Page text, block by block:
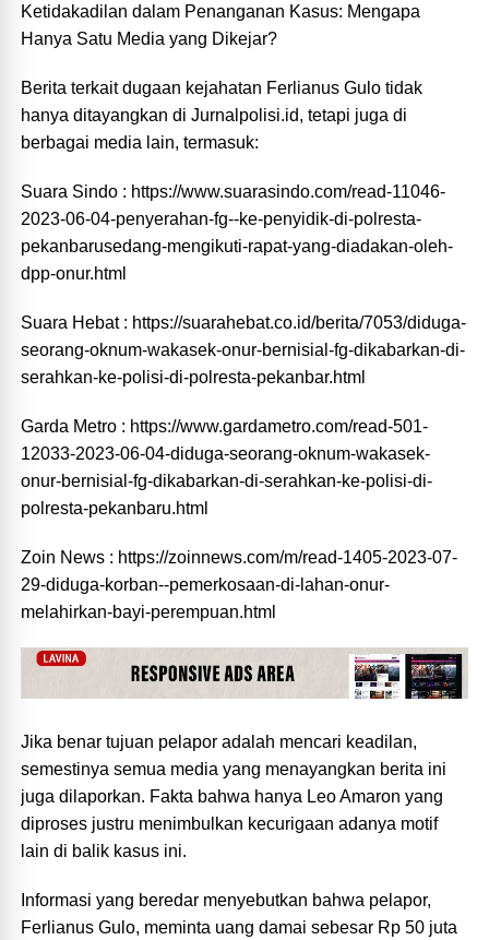
Ketidakadilan dalam Penanganan Kasus: Mengapa
Hanya Satu Media yang Dikejar?
Berita terkait dugaan kejahatan Ferlianus Gulo tidak
hanya ditayangkan di Jurnalpolisi.id, tetapi juga di
berbagai media lain, termasuk:
Suara Sindo : https://www.suarasindo.com/read-11046-
2023-06-04-penyerahan-fg--ke-penyidik-di-polresta-
pekanbarusedang-mengikuti-rapat-yang-diadakan-oleh-
dpp-onur.html
Suara Hebat : https://suarahebat.co.id/berita/7053/diduga-
seorang-oknum-wakasek-onur-bernisial-fg-dikabarkan-di-
serahkan-ke-polisi-di-polresta-pekanbar.html
Garda Metro : https://www.gardametro.com/read-501-
12033-2023-06-04-diduga-seorang-oknum-wakasek-
onur-bernisial-fg-dikabarkan-di-serahkan-ke-polisi-di-
polresta-pekanbaru.html
Zoin News : https://zoinnews.com/m/read-1405-2023-07-
29-diduga-korban--pemerkosaan-di-lahan-onur-
melahirkan-bayi-perempuan.html
Jika benar tujuan pelapor adalah mencari keadilan,
semestinya semua media yang menayangkan berita ini
juga dilaporkan. Fakta bahwa hanya Leo Amaron yang
diproses justru menimbulkan kecurigaan adanya motif
lain di balik kasus ini.
Informasi yang beredar menyebutkan bahwa pelapor,
Ferlianus Gulo, meminta uang damai sebesar Rp 50 juta